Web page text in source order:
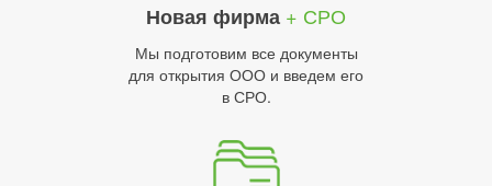
Новая фирма + СРО
Мы подготовим все документы
для открытия ООО и введем его
в СРО.